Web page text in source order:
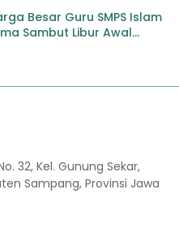
Besar Guru SMPS Islam
Sambut Libur Awal
32, Kel. Gunung Sekar,
Sampang, Provinsi Jawa